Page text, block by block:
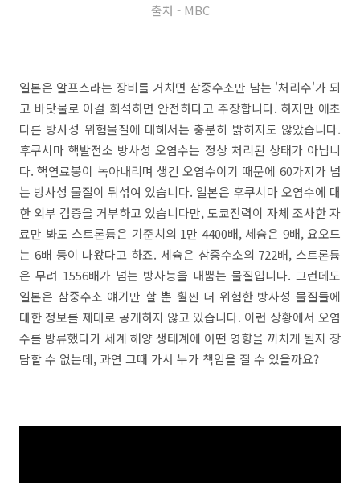
출처 - MBC
일본은 알프스라는 장비를 거치면 삼중수소만 남는 '처리수'가 되
고 바닷물로 이걸 희석하면 안전하다고 주장합니다. 하지만 애초
다른 방사성 위험물질에 대해서는 충분히 밝히지도 않았습니다.
후쿠시마 핵발전소 방사성 오염수는 정상 처리된 상태가 아닙니
다. 핵연료봉이 녹아내리며 생긴 오염수이기 때문에 60가지가 넘
는 방사성 물질이 뒤섞여 있습니다. 일본은 후쿠시마 오염수에 대
한 외부 검증을 거부하고 있습니다만, 도쿄전력이 자체 조사한 자
료만 봐도 스트론튬은 기준치의 1만 4400배, 세슘은 9배, 요오드
는 6배 등이 나왔다고 하죠. 세슘은 삼중수소의 722배, 스트론튬
은 무려 1556배가 넘는 방사능을 내뿜는 물질입니다. 그런데도
일본은 삼중수소 얘기만 할 뿐 훨씬 더 위험한 방사성 물질들에
대한 정보를 제대로 공개하지 않고 있습니다. 이런 상황에서 오염
수를 방류했다가 세계 해양 생태계에 어떤 영향을 끼치게 될지 장
담할 수 없는데, 과연 그때 가서 누가 책임을 질 수 있을까요?